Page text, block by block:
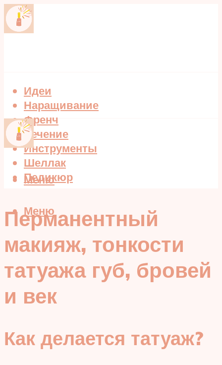
Идеи
Наращивание
Френч
Лечение
Инструменты
Шеллак
Педикюр
Меню
Меню
Перманентный
макияж, тонкости
татуажа губ, бровей
и век
Как делается татуаж?